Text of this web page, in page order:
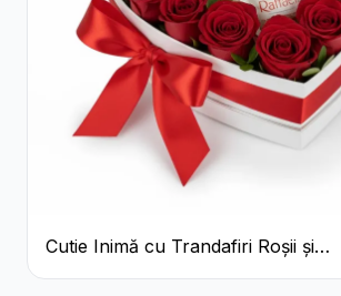
Cutie Inimă cu Trandafiri Roșii și
Bomboane Raffaello